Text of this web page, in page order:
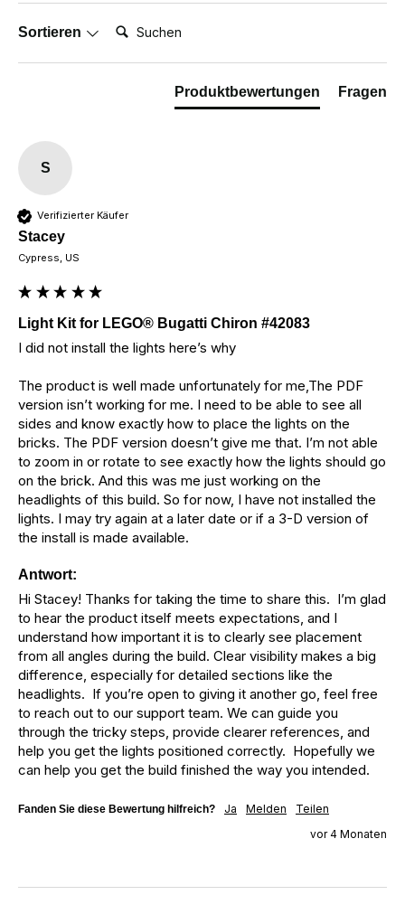
Sortieren Suchen:
Produktbewertungen Fragen
S
Verifizierter Käufer
Stacey
Cypress, US
Light Kit for LEGO® Bugatti Chiron #42083
I did not install the lights here’s why
The product is well made unfortunately for me,The PDF
version isn’t working for me. I need to be able to see all
sides and know exactly how to place the lights on the
bricks. The PDF version doesn’t give me that. I’m not able
to zoom in or rotate to see exactly how the lights should go
on the brick. And this was me just working on the
headlights of this build. So for now, I have not installed the
lights. I may try again at a later date or if a 3-D version of
the install is made available.
Antwort:
Hi Stacey! Thanks for taking the time to share this.  I’m glad
to hear the product itself meets expectations, and I
understand how important it is to clearly see placement
from all angles during the build. Clear visibility makes a big
difference, especially for detailed sections like the
headlights.  If you’re open to giving it another go, feel free
to reach out to our support team. We can guide you
through the tricky steps, provide clearer references, and
help you get the lights positioned correctly.  Hopefully we
can help you get the build finished the way you intended.
Fanden Sie diese Bewertung hilfreich? Ja Melden
Teilen
vor 4 Monaten